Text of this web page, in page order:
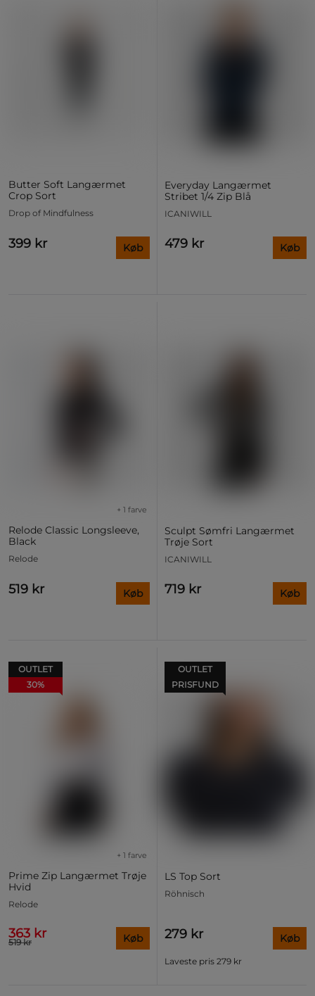
Butter Soft Langærmet
Crop Sort
Drop of Mindfulness
399 kr Køb
Everyday Langærmet
Stribet 1/4 Zip Blå
ICANIWILL
479 kr Køb
Relode Classic Longsleeve,
Black
+ 1 farve
Relode
519 kr Køb
Sculpt Sømfri Langærmet
Trøje Sort
ICANIWILL
719 kr Køb
OUTLET
30%
Prime Zip Langærmet Trøje
Hvid
+ 1 farve
Relode
363 kr
519 kr Køb
OUTLET
PRISFUND
LS Top Sort
Röhnisch
279 kr
Laveste pris 279 kr
Køb